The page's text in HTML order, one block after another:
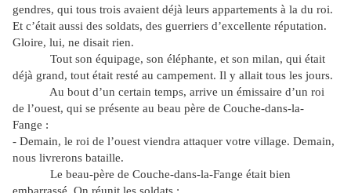
gendres, qui tous trois avaient déjà leurs appartements à la du roi.
Et c’était aussi des soldats, des guerriers d’excellente réputation.
Gloire, lui, ne disait rien.
Tout son équipage, son éléphante, et son milan, qui était
déjà grand, tout était resté au campement. Il y allait tous les jours.
Au bout d’un certain temps, arrive un émissaire d’un roi
de l’ouest, qui se présente au beau père de Couche-dans-la-
Fange :
- Demain, le roi de l’ouest viendra attaquer votre village. Demain,
nous livrerons bataille.
Le beau-père de Couche-dans-la-Fange était bien
embarrassé. On réunit les soldats :